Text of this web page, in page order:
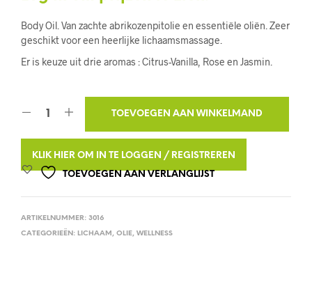
Body Oil. Van zachte abrikozenpitolie en essentiële oliën. Zeer
geschikt voor een heerlijke lichaamsmassage.
Er is keuze uit drie aromas : Citrus-Vanilla, Rose en Jasmin.
TOEVOEGEN AAN WINKELMAND
KLIK HIER OM IN TE LOGGEN / REGISTREREN
TOEVOEGEN AAN VERLANGLIJST
ARTIKELNUMMER: 3016
CATEGORIEËN: LICHAAM , OLIE, WELLNESS